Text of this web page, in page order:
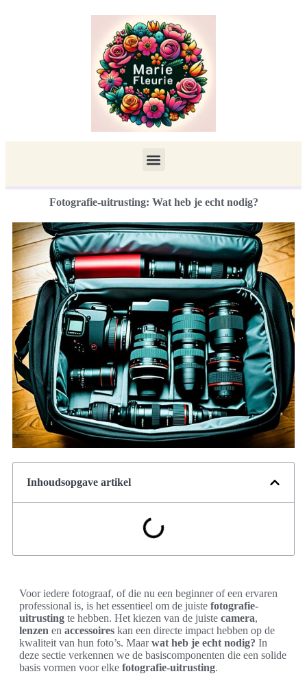
Fotografie-uitrusting: Wat heb je echt nodig?
Inhoudsopgave artikel
Voor iedere fotograaf, of die nu een beginner of een ervaren
professional is, is het essentieel om de juiste fotografie-
uitrusting te hebben. Het kiezen van de juiste camera,
lenzen en accessoires kan een directe impact hebben op de
kwaliteit van hun foto’s. Maarwat heb je echt nodig? In
deze sectie verkennen we de basiscomponenten die een solide
basis vormen voor elke fotografie-uitrusting.